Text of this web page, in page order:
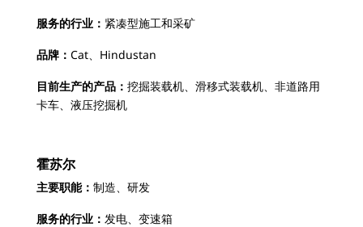
服务的行业： 紧凑型施工和采矿
品牌： Cat、Hindustan
目前生产的产品： 挖掘装载机、滑移式装载机、非道路用
卡车、液压挖掘机
霍苏尔
主要职能： 制造、研发
服务的行业： 发电、变速箱